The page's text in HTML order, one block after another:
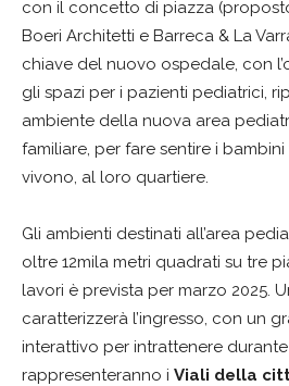
con il concetto di piazza
Boeri Architetti e Barreca & La
chiave del nuovo ospedale, con
gli spazi per i pazienti pediatrici,
ambiente della nuova area
familiare, per fare sentire i
vivono, al loro quartiere.
Gli ambienti destinati all’area
oltre 12mila metri quadrati su tre
lavori è prevista per marzo 2025.
caratterizzerà l’ingresso, con un
interattivo per intrattenere durante
rappresenteranno i Viali della